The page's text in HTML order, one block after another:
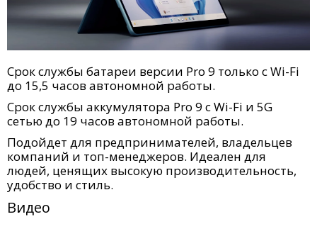
Срок службы батареи версии Pro 9 только с Wi-Fi
до 15,5 часов автономной работы.
Срок службы аккумулятора Pro 9 с Wi-Fi и 5G
сетью до 19 часов автономной работы.
Подойдет для предпринимателей, владельцев
компаний и топ-менеджеров. Идеален для
людей, ценящих высокую производительность,
удобство и стиль.
Видео